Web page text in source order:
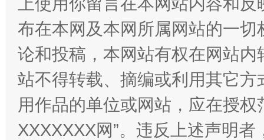
扯下公款旅游的“隐身衣” 如何以
布在本网及本网所属网站的一
论和投稿，本网站有权在网站
站不得转载、摘编或利用其它
用作品的单位或网站，应在授
XXXXXXX网”。违反上述声明